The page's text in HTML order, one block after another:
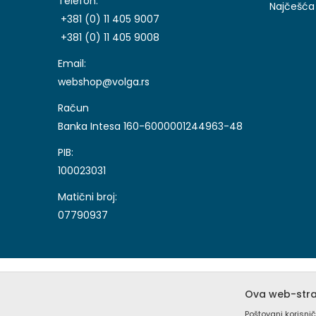
+381 (0) 11 405 9007
+381 (0) 11 405 9008
Email:
webshop@volga.rs
Račun
Banka Intesa 160-6000001244963-48
PIB:
100023031
Matični broj:
07790937
Ova web-